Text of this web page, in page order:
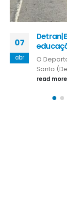
O
Santo
read more